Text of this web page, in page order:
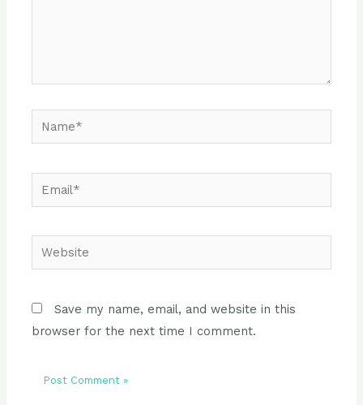
Name*
Email*
Website
Save my name, email, and website in this
browser for the next time I comment.